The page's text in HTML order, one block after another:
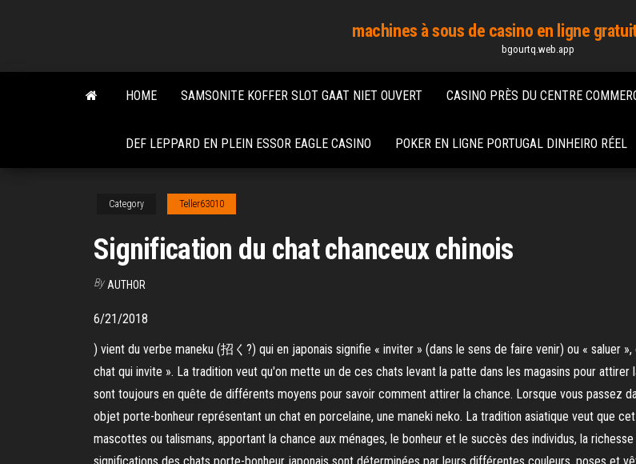
content
machines à sous de casino en ligne
bgourtq.web.app
HOME SAMSONITE KOFFER SLOT GAAT NIET OUVERT CASINO PRÈS DU CENTRE
DEF LEPPARD EN PLEIN ESSOR EAGLE CASINO POKER EN LIGNE PORTUGAL DINHEIRO RÉEL
Category Teller63010
Signification du chat chanceux chinois
By AUTHOR
6/21/2018
) vient du verbe maneku (招く?) qui en japonais signifie « inviter » (dans le sens de faire venir) ou « saluer
chat qui invite ». La tradition veut qu'on mette un de ces chats levant la patte dans les magasins pour
sont toujours en quête de différents moyens pour savoir comment attirer la chance. Lorsque vous passez
objet porte-bonheur représentant un chat en porcelaine, une maneki neko. La tradition asiatique veut que
mascottes ou talismans, apportant la chance aux ménages, le bonheur et le succès des individus, la